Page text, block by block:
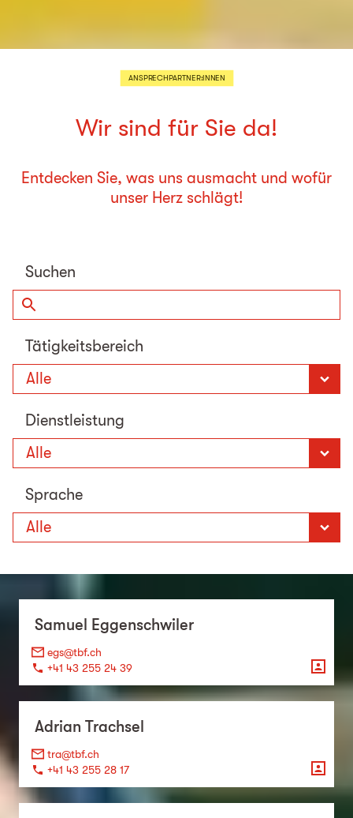
ANSPRECHPARTNER:INNEN
Wir sind für Sie da!
Entdecken Sie, was uns ausmacht und wofür
unser Herz schlägt!
Suchen
Tätigkeitsbereich
Dienstleistung
Sprache
Samuel Eggenschwiler
egs@tbf.ch
+41 43 255 24 39
Adrian Trachsel
tra@tbf.ch
+41 43 255 28 17